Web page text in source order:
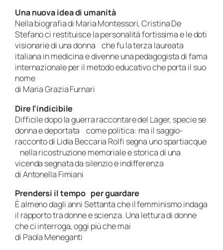
Una nuova idea di umanità
Nella biografia di Maria Montessori, Cristina De
Stefano ci restituisce la personalità fortissima e le doti
visionarie di una donna che fu la terza laureata
italiana in medicina e divenne una pedagogista di fama
internazionale per il metodo educativo che porta il suo
nome
di Maria Grazia Furnari
Dire l’indicibile
Difficile dopo la guerra raccontare del Lager, specie se
donna e deportata come politica: ma il saggio-
racconto di Lidia Beccaria Rolfi segna uno spartiacque
nella ricostruzione memoriale e storica di una
vicenda segnata da silenzio e indifferenza
di Antonella Fimiani
Prendersi il tempo per guardare
È almeno dagli anni Settanta che il femminismo indaga
il rapporto tra donne e scienza. Una lettura di donne
che ci interroga, oggi più che mai
di Paola Meneganti